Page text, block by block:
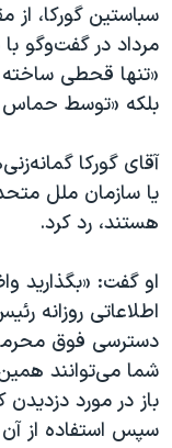
قانون شفافیت
اعتراضات مردمی آبان
اسرائیل در جنگ
همایش
صفحه‌های ویژه
مرداد در گفت‌و‌گو
«تنها قحطی
بلکه «توسط
آقای گورکا
یا سازمان ملل
هستند، رد کرد.
او گفت: «بگذارید
اطلاعاتی روزانه
دسترسی فوق
شما می‌توانند
باز در مورد
سپس استفاده از